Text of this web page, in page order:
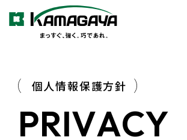
個人情報保護方針
PRIVACY